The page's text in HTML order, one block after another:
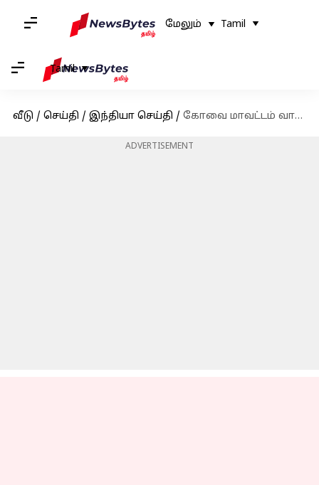
மேலும் Tamil
Tamil
வீடு / செய்தி / இந்தியா செய்தி / கோவை மாவட்டம் வால்பாறை அரசு பள்ளி மாணவர்கள் 24 பேருக்கு வாந்தி, மயக்கம்
ADVERTISEMENT